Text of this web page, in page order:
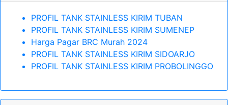
PROFIL TANK STAINLESS KIRIM TUBAN
PROFIL TANK STAINLESS KIRIM SUMENEP
Harga Pagar BRC Murah 2024
PROFIL TANK STAINLESS KIRIM SIDOARJO
PROFIL TANK STAINLESS KIRIM PROBOLINGGO